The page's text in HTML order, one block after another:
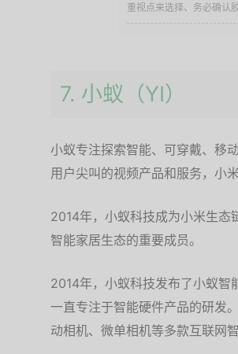
重视点来选择、务必确认
7. 小蚁（YI）
小蚁专注探索智能、可穿戴、移
用户尖叫的视频产品和服务，小
2014年，小蚁科技成为小米生态
智能家居生态的重要成员。
2014年，小蚁科技发布了小蚁
一直专注于智能硬件产品的研发
动相机、微单相机等多款互联网